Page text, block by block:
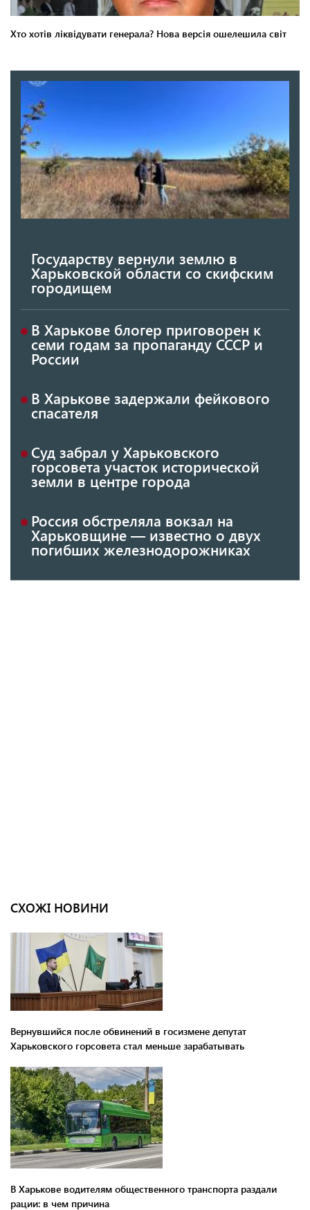
Государству вернули землю в
Харьковской области со скифским
городищем
В Харькове блогер приговорен к
семи годам за пропаганду СССР и
России
В Харькове задержали фейкового
спасателя
Суд забрал у Харьковского
горсовета участок исторической
земли в центре города
Россия обстреляла вокзал на
Харьковщине — известно о двух
погибших железнодорожниках
СХОЖІ НОВИНИ
Вернувшийся после обвинений в госизмене депутат
Харьковского горсовета стал меньше зарабатывать
В Харькове водителям общественного транспорта раздали
рации: в чем причина